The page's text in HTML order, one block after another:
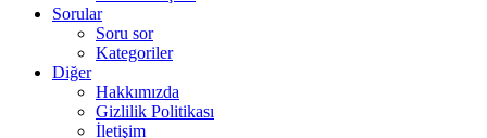
Sorular
Soru sor
Kategoriler
Diğer
Hakkımızda
Gizlilik Politikası
İletişim